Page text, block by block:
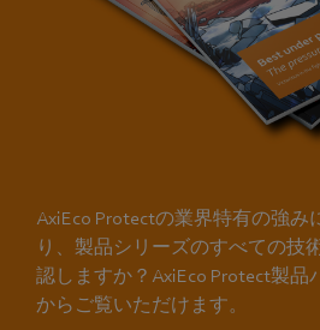
AxiEco Protectの業界特有の強み
り、製品シリーズのすべての技
認しますか？AxiEco Protect製品
からご覧いただけます。